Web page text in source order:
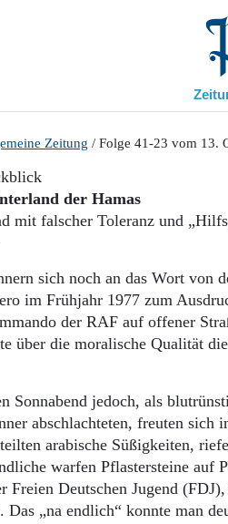
Login
werden
und finden
Zeitung / Folge 41-23 vom 13.
der Hamas
mit falscher Toleranz und
sich noch an das Wort von
im Frühjahr 1977 zum
der RAF auf offener
über die moralische Qualität
Sonnabend jedoch, als
abschlachteten, freuten sich
arabische Süßigkeiten,
warfen Pflastersteine
Freien Deutschen Jugend
Das „na endlich“ konnte man